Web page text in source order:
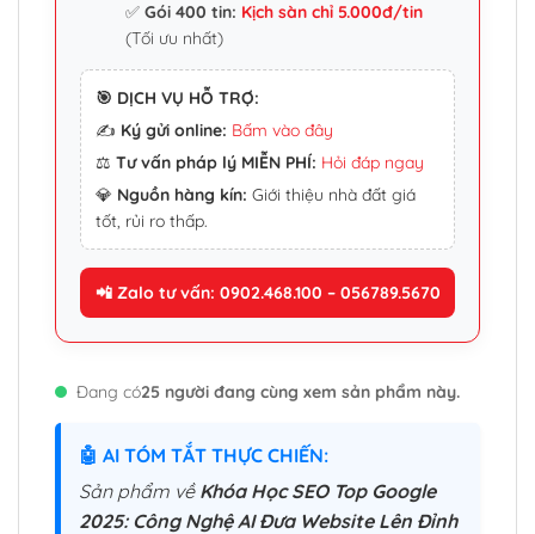
✅Gói 400 tin: Kịch sàn chỉ 5.000đ/tin
(Tối ưu nhất)
🎯 DỊCH VỤ HỖ TRỢ:
✍️ Ký gửi online: Bấm vào đây
⚖️ Tư vấn pháp lý MIỄN PHÍ: Hỏi đáp ngay
💎 Nguồn hàng kín: Giới thiệu nhà đất giá
tốt, rủi ro thấp.
📲 Zalo tư vấn: 0902.468.100 – 056789.5670
Đang có25 người đang cùng xem sản phẩm này.
🤖 AI TÓM TẮT THỰC CHIẾN:
Sản phẩm về Khóa Học SEO Top Google
2025: Công Nghệ AI Đưa Website Lên Đỉnh